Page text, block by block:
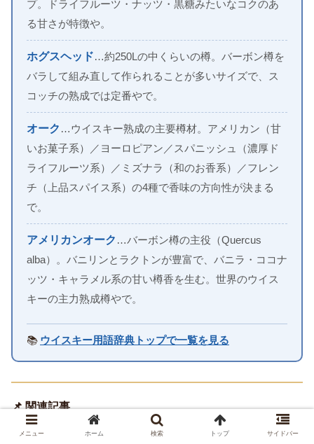
プ。ドライフルーツ・ナッツ・黒糖みたいなコクのあ
る甘さが特徴や。
ホグスヘッド…約250Lの中くらいの樽。バーボン樽を
バラして組み直して作られることが多いサイズで、ス
コッチの熟成では定番やで。
オーク …ウイスキー熟成の主要樽材。アメリカン（甘
いお菓子系）／ヨーロピアン／スパニッシュ（濃厚ド
ライフルーツ系）／ミズナラ（和のお香系）／フレン
チ（上品スパイス系）の4種で香味の方向性が決まる
で。
アメリカンオーク …バーボン樽の主役（Quercus
alba）。バニリンとラクトンが豊富で、バニラ・ココナ
ッツ・キャラメル系の甘い樽香を生む。世界のウイス
キーの主力熟成樽やで。
📚 ウイスキー用語辞典トップで一覧を見る
📌 関連記事
→コンパスボックス アーティストブレンドを妄想レビュ
メニュー ホーム 検索 トップ サイドバー